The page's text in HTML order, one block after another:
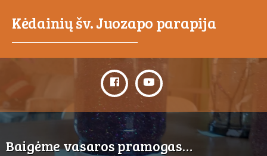
Kėdainių šv. Juozapo parapija
Baigėme vasaros pramogas…